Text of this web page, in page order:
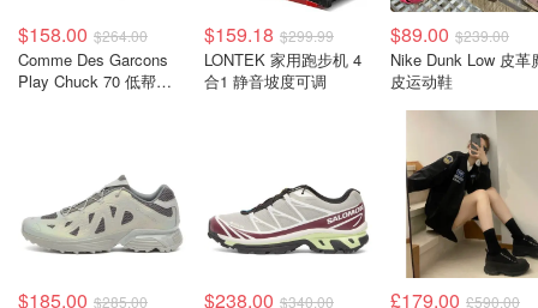
$158.00 $264.00
Comme Des Garcons
Play Chuck 70 低帮帆
$159.18 $299.99
LONTEK 家用跑步机 4
合1 静音坡度可调
$89.00 $239.00
Nike Dunk Low 皮革
皮运动鞋
$185.00 $285.00 $238.00 $340.00 £179.00 £590.00